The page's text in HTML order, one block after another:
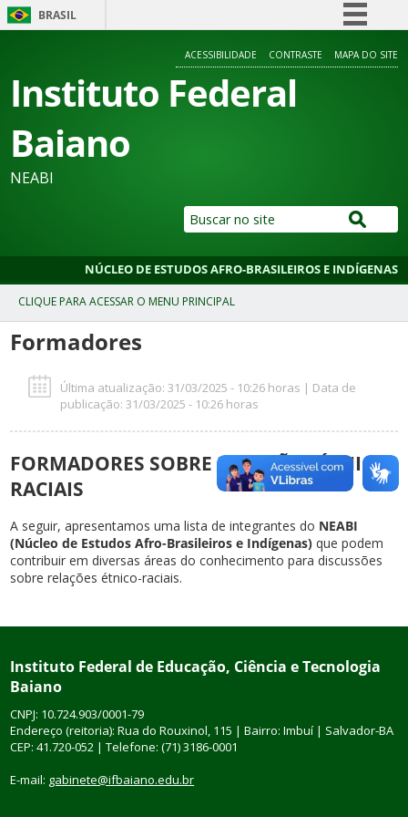
BRASIL
Participe
ACESSIBILIDADE CONTRASTE MAPA DO SITE
Instituto Federal
Baiano
NEABI
NÚCLEO DE ESTUDOS AFRO-BRASILEIROS E INDÍGENAS
Formadores
Última atualização: 31/03/2025 - 10:26 horas | Data de
publicação: 31/03/2025 - 10:26 horas
FORMADORES SOBRE RELAÇÕES ÉTNICO-
RACIAIS
A seguir, apresentamos uma lista de integrantes do NEABI
(Núcleo de Estudos Afro-Brasileiros e Indígenas)que podem
contribuir em diversas áreas do conhecimento para discussões
sobre relações étnico-raciais.
Instituto Federal de Educação, Ciência e Tecnologia
Baiano
CNPJ: 10.724.903/0001-79
Endereço (reitoria): Rua do Rouxinol, 115 | Bairro: Imbuí | Salvador-BA
CEP: 41.720-052 | Telefone: (71) 3186-0001
E-mail: gabinete@ifbaiano.edu.br